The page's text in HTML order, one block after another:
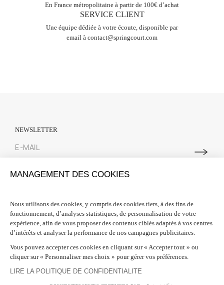
En France métropolitaine à partir de 100€ d’achat
SERVICE CLIENT
Une équipe dédiée à votre écoute, disponible par
email à contact@springcourt.com
NEWSLETTER
Spring Court. Nous vous offrons 10% de réduction sur votre première
INFORMATIONS 
BESOIN D'AIDE ? 
SUIVEZ-NOUS
MANAGEMENT DES COOKIES
Nous utilisons des cookies, y compris des cookies tiers, à des fins de
fonctionnement, d’analyses statistiques, de personnalisation de votre
expérience, afin de vous proposer des contenus ciblés adaptés à vos centres
d’intérêts et analyser la performance de nos campagnes publicitaires.
Vous pouvez accepter ces cookies en cliquant sur « Accepter tout » ou
cliquer sur « Personnaliser mes choix » pour gérer vos préférences.
LIRE LA POLITIQUE DE CONFIDENTIALITE